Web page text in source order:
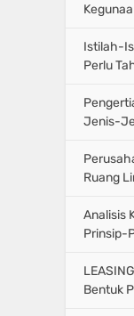
Istilah-
Perlu
Jenis-
Ruang
Analisis
Prinsip-
Bentuk